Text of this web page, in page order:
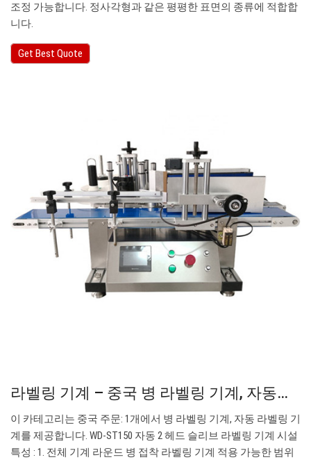
조정 가능합니다. 정사각형과 같은 평평한 표면의 종류에 적합합
니다.
Get Best Quote
라벨링 기계 – 중국 병 라벨링 기계, 자동…
이 카테고리는 중국 주문: 1개에서 병 라벨링 기계, 자동 라벨링 기
계를 제공합니다. WD-ST150 자동 2 헤드 슬리브 라벨링 기계 시설
특성 : 1. 전체 기계 라운드 병 접착 라벨링 기계 적용 가능한 범위